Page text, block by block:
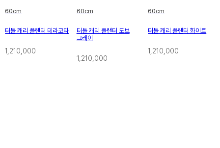
60cm
터틀 캐리 플랜터 테라코타
1,210,000
60cm
터틀 캐리 플랜터 도브
그레이
1,210,000
60cm
터틀 캐리 플랜터 화이트
1,210,000